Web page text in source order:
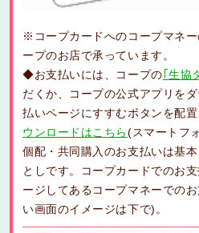
※コープカードへのコープマネ
ープのお店で承っています。
◆お支払いには、コープの ｢生協
だくか、コープの公式アプリを
払いページにすすむボタンを配置
ウンロードはこちら(スマートフ
個配・共同購入のお支払いは基
としです。コープカードでのお
ージしてあるコープマネーでの
い画面のイメージは下で)。